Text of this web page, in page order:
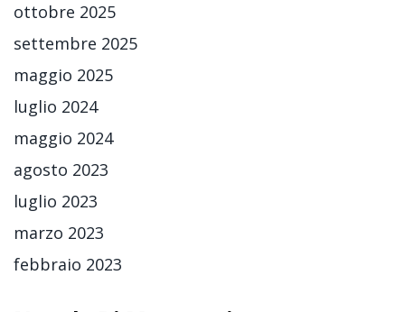
ottobre 2025
settembre 2025
maggio 2025
luglio 2024
maggio 2024
agosto 2023
luglio 2023
marzo 2023
febbraio 2023